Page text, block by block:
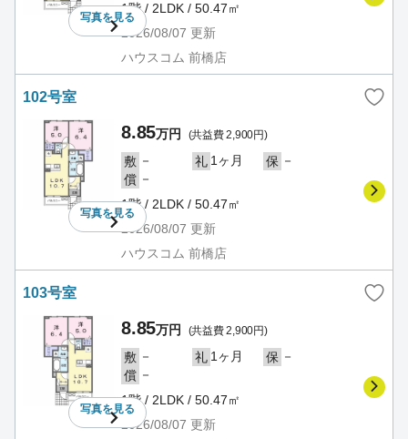
写真を見る
1階 / 2LDK / 50.47㎡
2026/08/07 更新
ハウスコム 前橋店
102号室
写真を見る
8.85万円 (共益費 2,900円)
敷 － 礼 1ヶ月 保 －
償 －
1階 / 2LDK / 50.47㎡
2026/08/07 更新
ハウスコム 前橋店
103号室
写真を見る
8.85万円 (共益費 2,900円)
敷 － 礼 1ヶ月 保 －
償 －
1階 / 2LDK / 50.47㎡
2026/08/07 更新